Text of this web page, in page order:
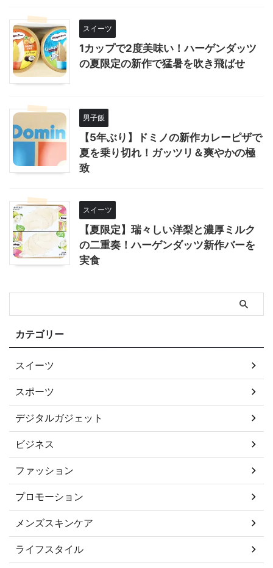
スイーツ
1カップで2度美味い！ハーゲンダッツ
の夏限定の新作で猛暑を吹き飛ばせ
男子飯
【5年ぶり】ドミノの新作カレーピザで
夏を乗り切れ！ガッツリ＆爽やかの極
致
スイーツ
【夏限定】瑞々しい洋梨と濃厚ミルク
の二重奏！ハーゲンダッツ新作バーを
実食
カテゴリー
スイーツ
スポーツ
デジタルガジェット
ビジネス
ファッション
プロモーション
メンズスキンケア
ライフスタイル